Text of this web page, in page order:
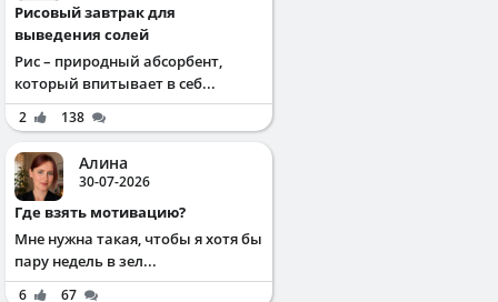
Рисовый завтрак для
выведения солей
Рис – природный абсорбент,
который впитывает в себ...
2 138
Алина
30-07-2026
Где взять мотивацию?
Мне нужна такая, чтобы я хотя бы
пару недель в зел...
6 67